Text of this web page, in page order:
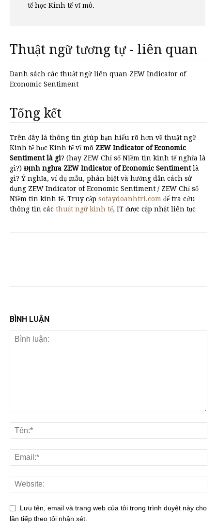
tế học Kinh tế vĩ mô.
Thuật ngữ tương tự - liên quan
Danh sách các thuật ngữ liên quan ZEW Indicator of
Economic Sentiment
Tổng kết
Trên đây là thông tin giúp bạn hiểu rõ hơn về thuật ngữ
Kinh tế học Kinh tế vĩ mô ZEW Indicator of Economic
Sentiment là gì? (hay ZEW Chỉ số Niềm tin kinh tế nghĩa là
gì?) Định nghĩa ZEW Indicator of Economic Sentimentlà
gì? Ý nghĩa, ví dụ mẫu, phân biệt và hướng dẫn cách sử
dụng ZEW Indicator of Economic Sentiment / ZEW Chỉ số
Niềm tin kinh tế. Truy cập sotaydoanhtri.com để tra cứu
thông tin các thuật ngữ kinh tế, IT được cập nhật liên tục
BÌNH LUẬN
Lưu tên, email và trang web của tôi trong trình duyệt này cho
lần tiếp theo tôi nhận xét.